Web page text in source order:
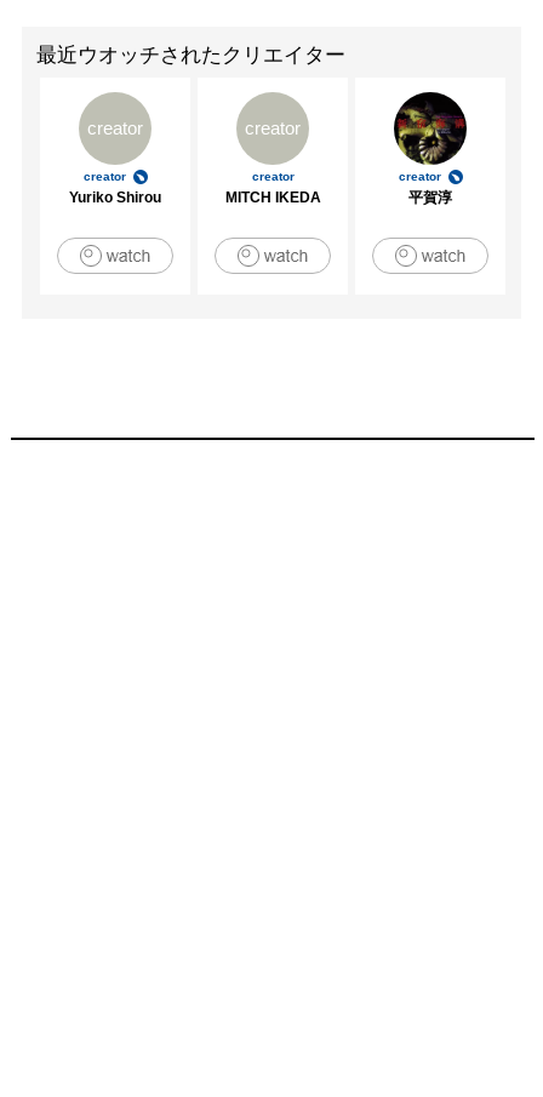
最近ウオッチされたクリエイター
creator
creator
Yuriko Shirou
creator
creator
MITCH IKEDA
creator
平賀淳